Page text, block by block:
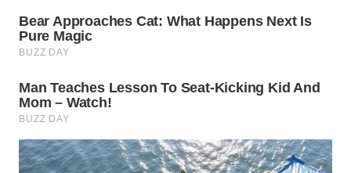
WN
KEPULAUAN
SERIBU
WN
TANGERANG
WN